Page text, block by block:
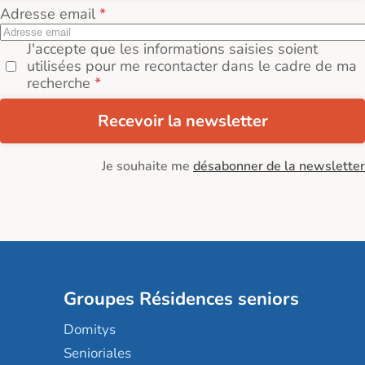
Adresse email
J'accepte que les informations saisies soient
utilisées pour me recontacter dans le cadre de ma
recherche
Recevoir la newsletter
Je souhaite me désabonner de la newsletter
Groupes Résidences seniors
Domitys
Senioriales